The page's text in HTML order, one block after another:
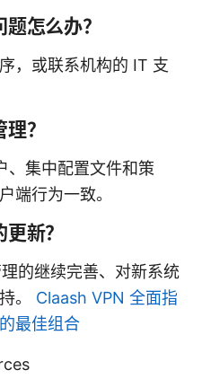
怎么办？
，或联系机构的 IT 支
？
、集中配置文件和策
端行为一致。
新？
的继续完善、对新系统
。 Claash VPN 全面指
最佳组合